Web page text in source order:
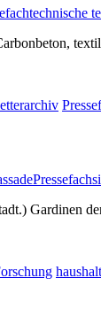
technische
Pressefach
Gardinen
haushalt